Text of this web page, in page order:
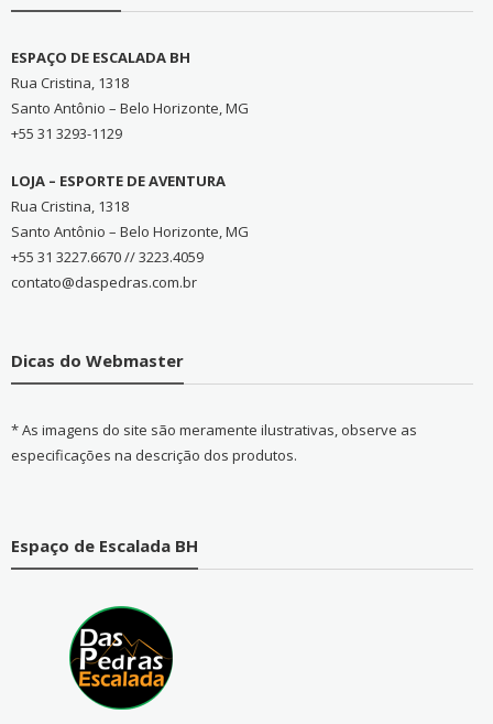
ESPAÇO DE ESCALADA BH
Rua Cristina, 1318
Santo Antônio – Belo Horizonte, MG
+55 31 3293-1129
LOJA – ESPORTE DE AVENTURA
Rua Cristina, 1318
Santo Antônio – Belo Horizonte, MG
+55 31 3227.6670 // 3223.4059
contato@daspedras.com.br
Dicas do Webmaster
* As imagens do site são meramente ilustrativas, observe as
especificações na descrição dos produtos.
Espaço de Escalada BH